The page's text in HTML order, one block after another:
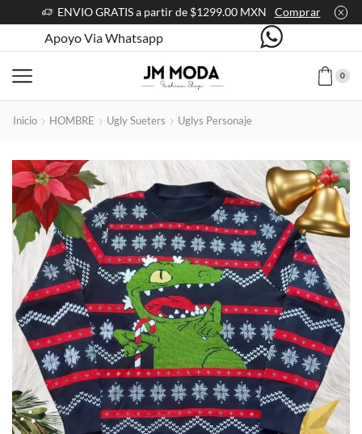
ENVIO GRATIS a partir de $1299.00 MXN Comprar
Apoyo Via Whatsapp
0
Inicio HOMBRE Ugly Sueters Uglys Personaje